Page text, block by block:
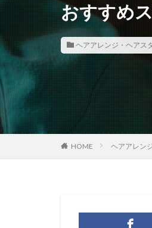
おすすめ
ヘアアレンジ・ヘアス
HOME ヘアアレン